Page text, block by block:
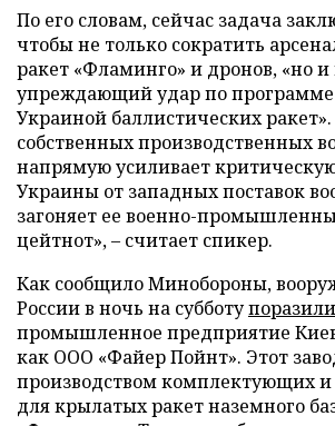
По его словам, сейчас задача
чтобы не только сократить
ракет «Фламинго» и дронов, «но и
упреждающий удар по программе
Украиной баллистических
собственных производственных
напрямую усиливает
Украины от западных поставок
загоняет ее военно-
цейтнот», – считает спикер.
Как сообщило Минобороны,
России в ночь на субботупоразили
промышленное предприятие
как ООО «Файер Пойнт». Этот
производством комплектующих и
для крылатых ракет наземного